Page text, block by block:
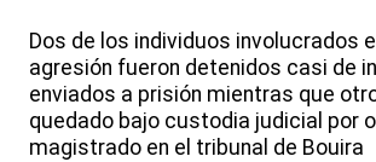
Dos de los individuos involucrados
agresión fueron detenidos casi de
enviados a prisión mientras que
quedado bajo custodia judicial por
magistrado en el tribunal de Bouira